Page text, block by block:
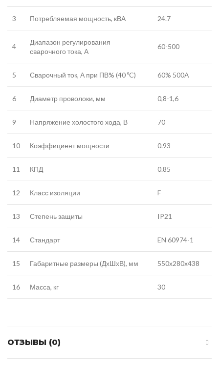
3 Потребляемая мощность, кВА 24.7
4
Диапазон регулирования
сварочного тока, А
60-500
5 Сварочный ток, А при ПВ% (40 ºC) 60% 500A
6 Диаметр проволоки, мм 0,8-1,6
9 Напряжение холостого хода, В 70
10 Коэффициент мощности 0.93
11 КПД 0.85
12 Класс изоляции F
13 Степень защиты IP21
14 Стандарт EN 60974-1
15 Габаритные размеры (ДхШхВ), мм 550х280х438
16 Масса, кг 30
ОТЗЫВЫ (0)